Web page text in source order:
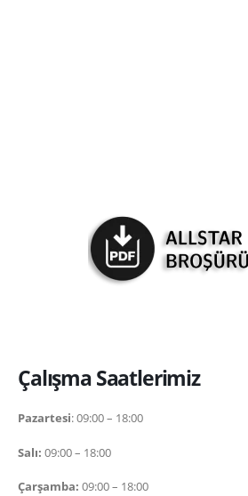
Çalışma Saatlerimiz
Pazartesi: 09:00 – 18:00
Salı: 09:00 – 18:00
Çarşamba: 09:00 – 18:00